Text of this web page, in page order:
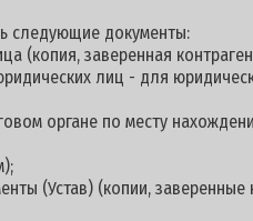
следующие документы:
(копия, заверенная
лиц - для
органе по месту
(Устав) (копии,